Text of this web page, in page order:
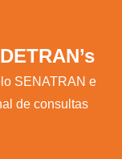
SENATRAN e
de consultas